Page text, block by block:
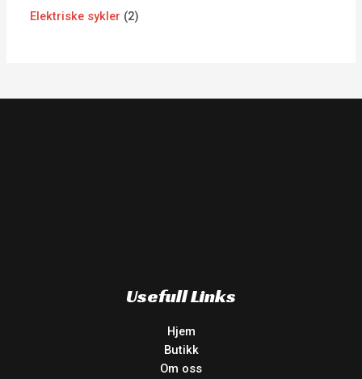
Elektriske sykler
2
Usefull Links
Hjem
Butikk
Om oss